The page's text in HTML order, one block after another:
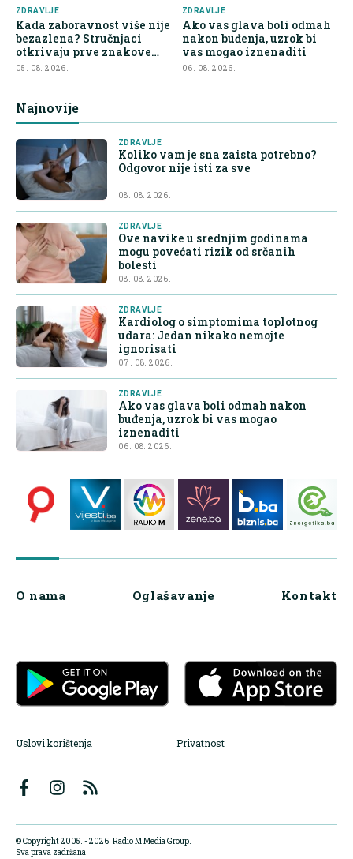
ZDRAVLJE
Kada zaboravnost više nije
bezazlena? Stručnjaci
otkrivaju prve znakove
demencije
05. 08. 2026.
ZDRAVLJE
Ako vas glava boli odmah
nakon buđenja, uzrok bi
vas mogao iznenaditi
06. 08. 2026.
Najnovije
ZDRAVLJE
Koliko vam je sna zaista potrebno?
Odgovor nije isti za sve
08. 08. 2026.
ZDRAVLJE
Ove navike u srednjim godinama
mogu povećati rizik od srčanih
bolesti
08. 08. 2026.
ZDRAVLJE
Kardiolog o simptomima toplotnog
udara: Jedan nikako nemojte
ignorisati
07. 08. 2026.
ZDRAVLJE
Ako vas glava boli odmah nakon
buđenja, uzrok bi vas mogao
iznenaditi
06. 08. 2026.
O nama Oglašavanje Kontakt
Uslovi korištenja Privatnost
© Copyright 2005. - 2026. Radio M Media Group.
Sva prava zadržana.